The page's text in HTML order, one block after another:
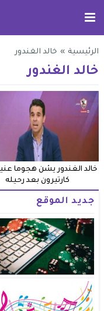
الرئيسية » خالد الغندور
خالد الغندور
خالد الغندور يشن هجوما
كارتيرون بعد رحيله
جديد الموقع